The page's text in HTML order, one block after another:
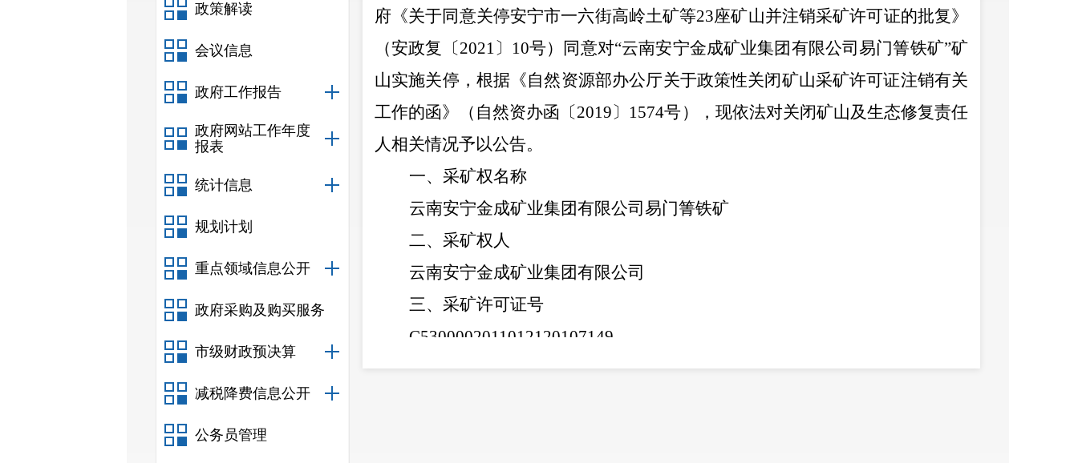
政策解读
会议信息
政府工作报告
政府网站工作年度
报表
统计信息
规划计划
重点领域信息公开
政府采购及购买服务
市级财政预决算
减税降费信息公开
公务员管理
府《关于同意关停安宁市一六街高岭土矿等23座矿山并注销采矿许可证的批复》
（安政复〔2021〕 10号）同意对“云南安宁金成矿业集团有限公司易门箐铁矿”矿
山实施关停， 根据《自然资源部办公厅关于政策性关闭矿山采矿许可证注销有关
工作的函》（自然资办函〔2019〕 1574号），现依法对关闭矿山及生态修复责任
人相关情况予以公告。
一、采矿权名称
云南安宁金成矿业集团有限公司易门箐铁矿
二、采矿权人
云南安宁金成矿业集团有限公司
三、采矿许可证号
C5300002011012120107149
四、采矿权有效期起止时间